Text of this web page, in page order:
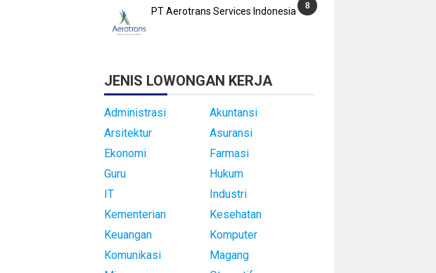
PT Aerotrans Services Indonesia
JENIS LOWONGAN KERJA
Administrasi
Akuntansi
Arsitektur
Asuransi
Ekonomi
Farmasi
Guru
Hukum
IT
Industri
Kementerian
Kesehatan
Keuangan
Komputer
Komunikasi
Magang